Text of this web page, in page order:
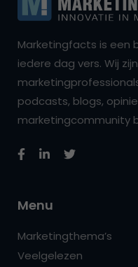
Marketingfacts is een
iedere dag vers. Wij
podcasts, blogs,
marketingcommunity
Menu
Marketingthema’s
Veelgelezen